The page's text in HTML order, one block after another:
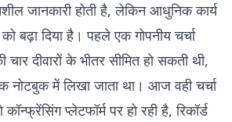
जानकारी होती है, लेकिन आधुनिक कार्य
बढ़ा दिया है। पहले एक गोपनीय चर्चा
दीवारों के भीतर सीमित हो सकती थी,
नोटबुक में लिखा जाता था। आज वही चर्चा
प्लेटफॉर्म पर हो रही है, रिकॉर्ड